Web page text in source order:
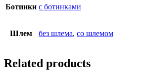
Ботинки с ботинками
Шлем без шлема, со шлемом
Related products